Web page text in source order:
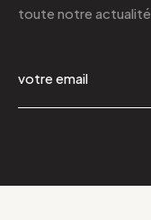
toute notre actualité